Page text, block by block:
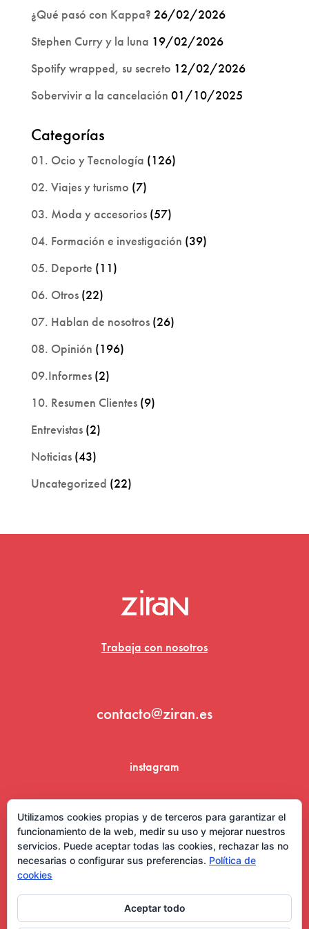
¿Qué pasó con Kappa? 26/02/2026
Stephen Curry y la luna 19/02/2026
Spotify wrapped, su secreto 12/02/2026
Sobervivir a la cancelación 01/10/2025
Categorías
01. Ocio y Tecnología (126)
02. Viajes y turismo (7)
03. Moda y accesorios(57)
04. Formación e investigación (39)
05. Deporte (11)
06. Otros(22)
07. Hablan de nosotros(26)
08. Opinión (196)
09.Informes(2)
10. Resumen Clientes(9)
Entrevistas(2)
Noticias(43)
Uncategorized (22)
Trabaja con nosotros
contacto@ziran.es
instagram
Utilizamos cookies propias y de terceros para garantizar el
funcionamiento de la web, medir su uso y mejorar nuestros
servicios. Puede aceptar todas las cookies, rechazar las no
necesarias o configurar sus preferencias. Política de
cookies
Aceptar todo